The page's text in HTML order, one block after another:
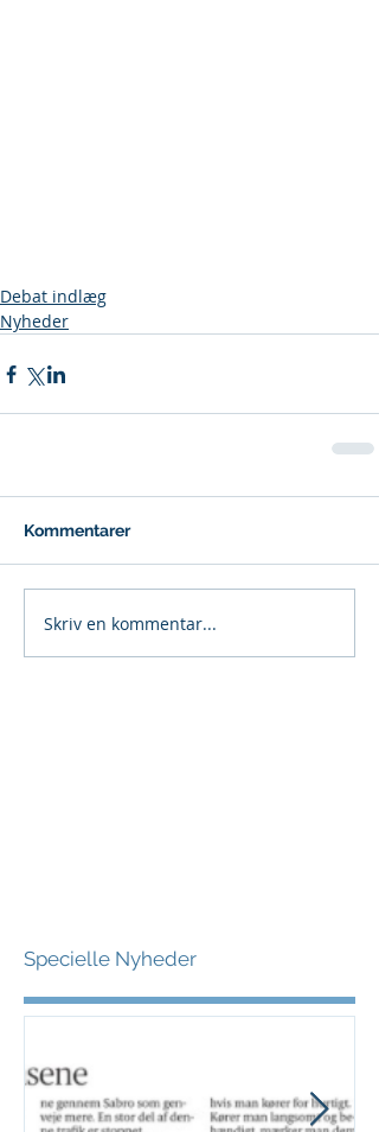
Debat indlæg
Nyheder
Kommentarer
Skriv en kommentar...
Specielle Nyheder